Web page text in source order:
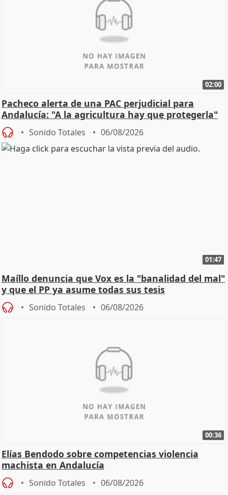
02:00
Pacheco alerta de una PAC perjudicial para
Andalucía: "A la agricultura hay que protegerla"
Sonido Totales 06/08/2026
01:47
Maíllo denuncia que Vox es la "banalidad del mal"
y que el PP ya asume todas sus tesis
Sonido Totales 06/08/2026
00:36
Elías Bendodo sobre competencias violencia
machista en Andalucía
Sonido Totales 06/08/2026